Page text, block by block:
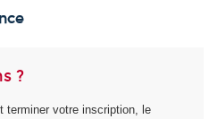
?
terminer votre inscription, le